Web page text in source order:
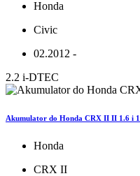
Honda
Civic
02.2012 -
2.2 i-DTEC
Akumulator do Honda CRX II II 1.6 i
Honda
CRX II